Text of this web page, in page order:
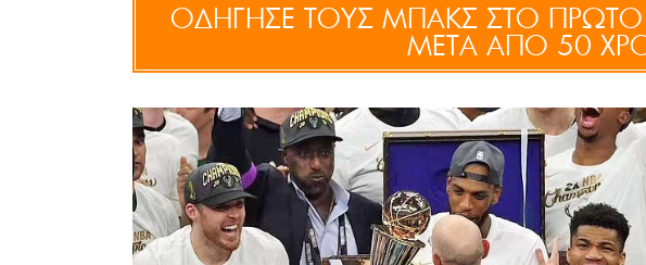
ΟΔΗΓΗΣΕ ΤΟΥΣ ΜΠΑΚΣ ΣΤΟ
ΜΕΤΑ ΑΠΟ 50